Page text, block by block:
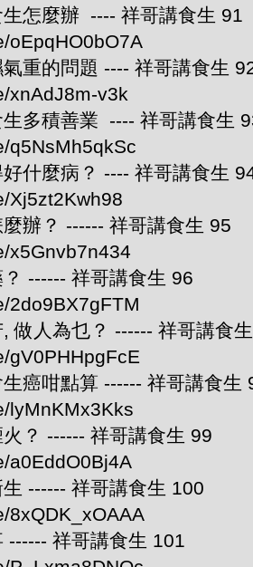
怎麼辦 ---- 祥哥講食生 91
oEpqHO0bO7A
重的問題 ---- 祥哥講食生
xnAdJ8m-v3k
多積善業 ---- 祥哥講食生
q5NsMh5qkSc
什麼病？ ---- 祥哥講食生
Xj5zt2Kwh98
辦？ ------ 祥哥講食生 95
x5Gnvb7n434
------ 祥哥講食生 96
2do9BX7gFTM
做人為乜？ ------ 祥哥講食
gV0PHHpgFcE
癌咁點算 ------ 祥哥講食生
lyMnKMx3Kks
？ ------ 祥哥講食生 99
a0EddO0Bj4A
------ 祥哥講食生 100
8xQDK_xOAAA
------ 祥哥講食生 101